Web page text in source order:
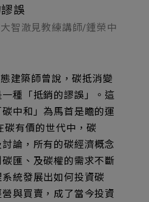
誤
大智澈見教練講師/鍾榮中
築師曾說，碳抵消變
種「抵銷的謬誤」。這
中和」為馬首是瞻的運
碳有價的世代中，碳
論，所有的碳經濟概念
匯、及碳權的需求不斷
統發展出如何投資碳
與買賣，成了當今投資